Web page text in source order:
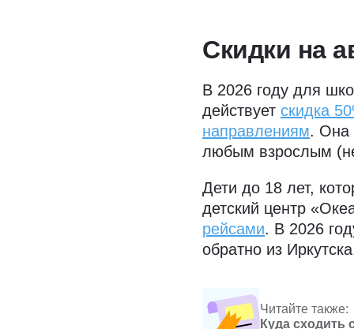
Скидки на
В 2026 году для
действует скидка
направлениям. Она
любым взрослым
Дети до 18 лет,
детский центр
рейсами. В 2026
обратно из
Читайте также:
Куда сходить